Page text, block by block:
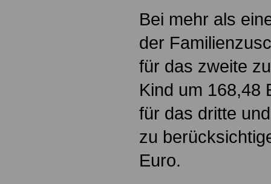
Bei mehr als
der
für das zweite
Kind um 168,48
für das dritte
zu
Euro.